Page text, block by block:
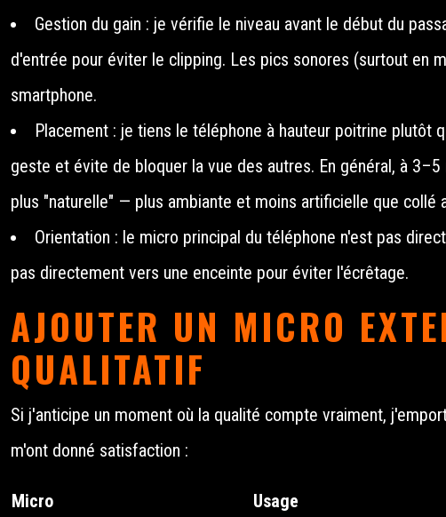
Gestion du gain : je vérifie le niveau avant le début du
d'entrée pour éviter le clipping. Les pics sonores (surtout en
smartphone.
Placement : je tiens le téléphone à hauteur poitrine plutôt
geste et évite de bloquer la vue des autres. En général, à
plus "naturelle" — plus ambiante et moins artificielle que collé
Orientation : le micro principal du téléphone n'est pas
pas directement vers une enceinte pour éviter l'écrêtage.
AJOUTER UN MICRO
QUALITATIF
Si j'anticipe un moment où la qualité compte vraiment,
m'ont donné satisfaction :
Micro Usage